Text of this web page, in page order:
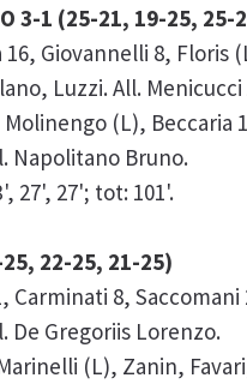
3-1 (25-21, 19-25,
16, Giovannelli 8,
Luzzi. All.
Molinengo (L), Beccaria
Napolitano Bruno.
27', 27'; tot: 101'.
25, 22-25, 21-25)
Carminati 8,
De Gregoriis Lorenzo.
(L), Zanin,